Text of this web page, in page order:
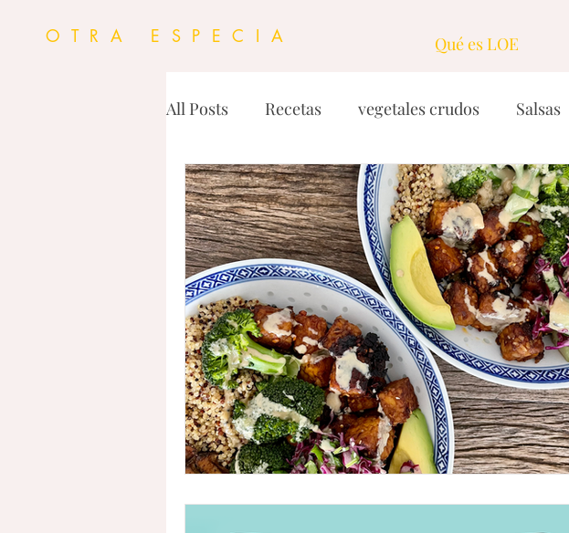
OTRA ESPECIA Qué es LOE
All Posts Recetas vegetales crudos Salsas
Natural vs Procesado Personal Proteinas
Tecnicas y herramientas Dulces Granos
Grasas Desayunos Nueces y semillas